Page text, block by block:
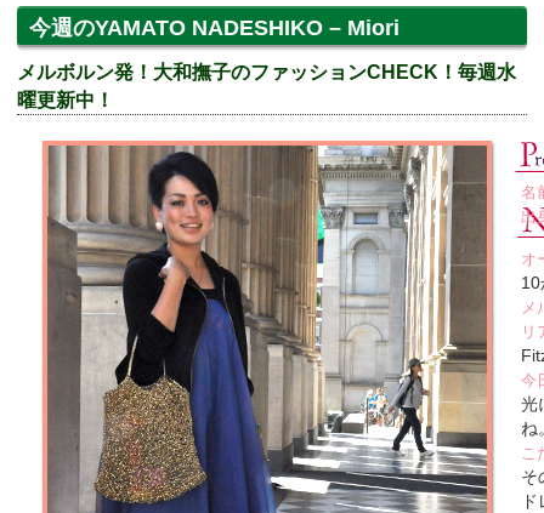
今週のYAMATO NADESHIKO – Miori
メルボルン発！大和撫子のファッションCHECK！毎週水
曜更新中！
名
出
オ
リ
今
光
ね
こ
そ